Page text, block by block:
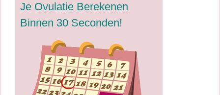
Je Ovulatie Berekenen
Binnen 30 Seconden!